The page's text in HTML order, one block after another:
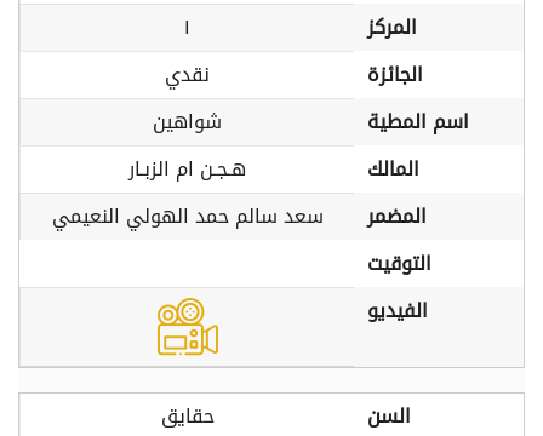
المركز
١
الجائزة
نقدي
اسم المطية
شواهين
المالك
هـجـن ام الزبـار
المضمر
سعد سالم حمد الهولي النعيمي
التوقيت
الفيديو
السن
حقايق